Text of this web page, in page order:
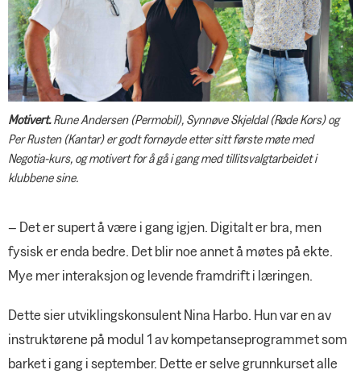
Telenor-klubben med vind i seilene
Landsmøte 19. og 20 november
Høringssvar om kunstig intelligens
FAGAKTUELT
Ny AFP på trappene
PENSJON
God interesse for YS Pensjon
SPØR OSS
Negotias rådgivere og advokater
svarer
JOBBEN MIN
Jobben min
Motivert. Rune Andersen (Permobil), Synnøve Skjeldal (Røde Kors) og
Per Rusten (Kantar) er godt fornøyde etter sitt første møte med
Negotia-kurs, og motivert for å gå i gang med tillitsvalgtarbeidet i
klubbene sine.
– Det er supert å være i gang igjen. Digitalt er bra, men
fysisk er enda bedre. Det blir noe annet å møtes på ekte.
Mye mer interaksjon og levende framdrift i læringen.
Dette sier utviklingskonsulent Nina Harbo. Hun var en av
instruktørene på modul 1 av kompetanseprogrammet som
barket i gang i september. Dette er selve grunnkurset alle